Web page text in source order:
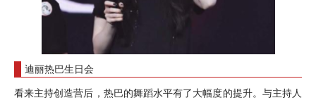
迪丽热巴生日会
看来主持创造营后，热巴的舞蹈水平有了大幅度的提升。与主持人